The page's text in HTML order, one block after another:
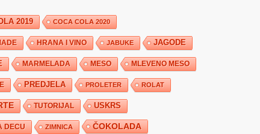
2019 COCA COLA 2020
HRANA I VINO JABUKE JAGODE
MARMELADA MESO MLEVENO MESO
PREDJELA PROLETER ROLAT
TUTORIJAL USKRS
DECU ZIMNICA ČOKOLADA